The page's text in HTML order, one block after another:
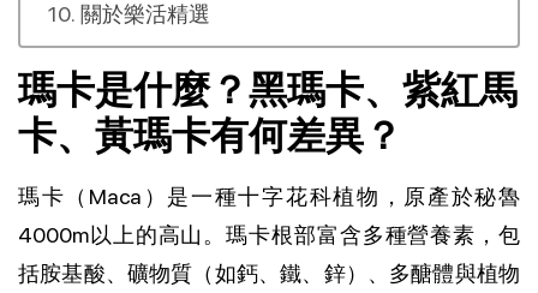
關於樂活精選
瑪卡是什麼？黑瑪卡、紫紅馬
卡、黃瑪卡有何差異？
瑪卡（Maca）是一種十字花科植物，原產於秘魯
4000m以上的高山。瑪卡根部富含多種營養素，包
括胺基酸、礦物質（如鈣、鐵、鋅）、多醣體與植物